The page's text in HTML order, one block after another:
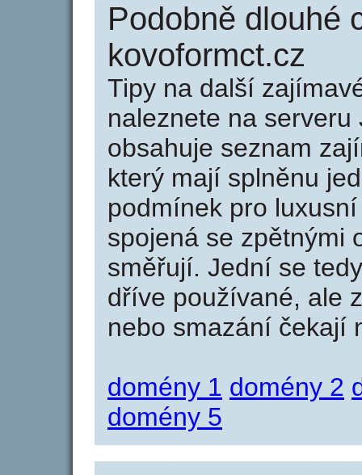
Podobně dlouhé
kovoformct.cz
Tipy na další
naleznete na serveru
obsahuje seznam
který mají splněnu
podmínek pro
spojená se zpětnými
směřují. Jední se
dříve používané, ale
nebo smazání čekají
domény 1 domény 2
domény 5